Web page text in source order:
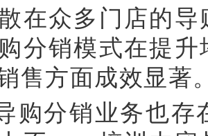
在众多门店的
分销模式在提
售方面成效显著
购分销业务也